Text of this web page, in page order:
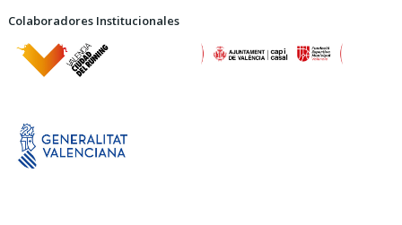
Colaboradores Institucionales